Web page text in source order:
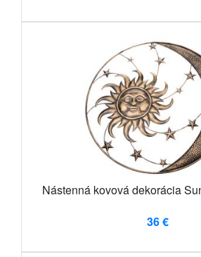
Nástenná kovová dekorácia
36 €